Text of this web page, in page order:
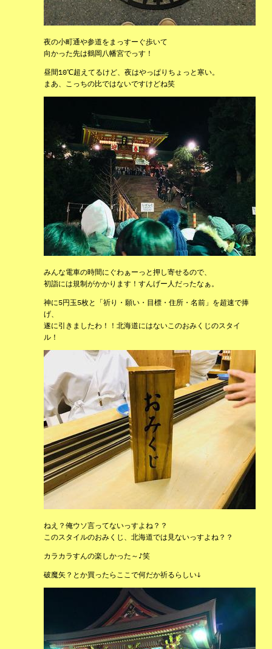
夜の小町通や参道をまっすーぐ歩いて
向かった先は鶴岡八幡宮でっす！
昼間10℃超えてるけど、夜はやっぱりちょっと寒い。
まあ、こっちの比ではないですけどね笑
みんな電車の時間にぐわぁーっと押し寄せるので、
初詣には規制がかかります！すんげー人だったなぁ。
神に5円玉5枚と「祈り・願い・目標・住所・名前」を超速で捧
げ、
遂に引きましたわ！！北海道にはないこのおみくじのスタイ
ル！
ねえ？俺ウソ言ってないっすよね？？
このスタイルのおみくじ、北海道では見ないっすよね？？
カラカラすんの楽しかった～♪笑
破魔矢？とか買ったらここで何だか祈るらしい↓